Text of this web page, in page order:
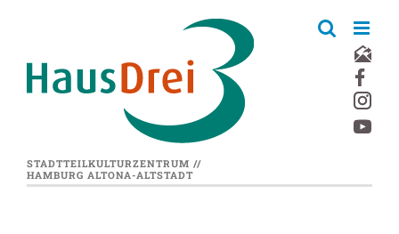
STADTTEILKULTURZENTRUM //
HAMBURG ALTONA-ALTSTADT